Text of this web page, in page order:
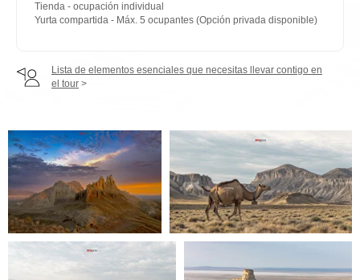
Tienda - ocupación individual
Yurta compartida - Máx. 5 ocupantes (Opción privada disponible)
Lista de elementos esenciales que necesitas llevar contigo en
el tour >